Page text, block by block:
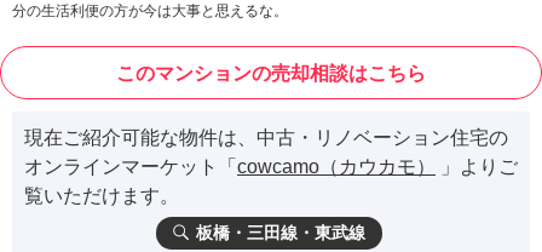
分の生活利便の方が今は大事と思えるな。
このマンションの売却相談はこちら
現在ご紹介可能な物件は、中古・リノベーション住宅の
オンラインマーケット「 cowcamo（カウカモ）
」よりご
覧いただけます。
板橋・三田線・東武線